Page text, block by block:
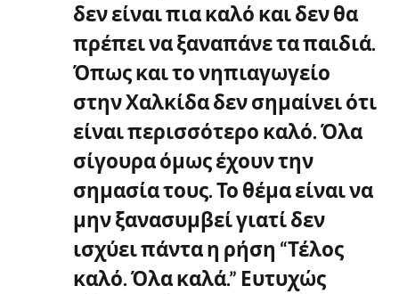
δεν είναι πια καλό και δεν θα
πρέπει να ξαναπάνε τα παιδιά.
Όπως και το νηπιαγωγείο
στην Χαλκίδα δεν σημαίνει ότι
είναι περισσότερο καλό. Όλα
σίγουρα όμως έχουν την
σημασία τους. Το θέμα είναι να
μην ξανασυμβεί γιατί δεν
ισχύει πάντα η ρήση “Τέλος
καλό. Όλα καλά.” Ευτυχώς